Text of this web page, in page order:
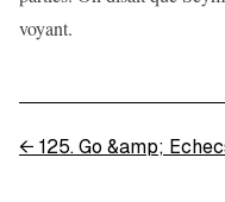
voyant.
← 125. Go &amp;